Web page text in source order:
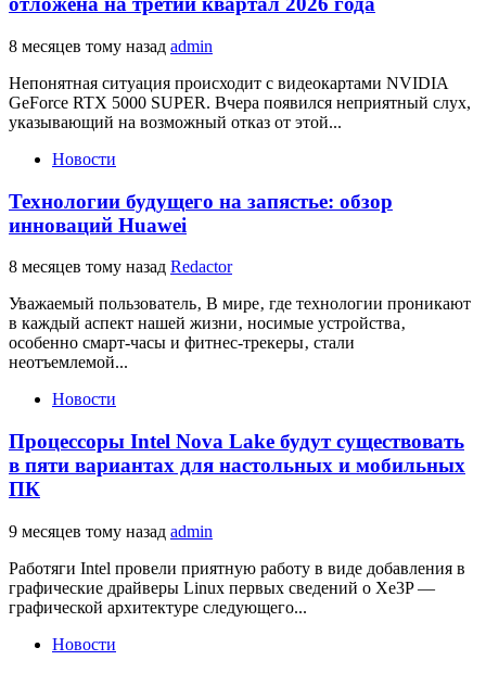
8 месяцев тому назад admin
Непонятная ситуация происходит с видеокартами NVIDIA
GeForce RTX 5000 SUPER. Вчера появился неприятный слух,
указывающий на возможный отказ от этой...
Новости
Технологии будущего на запястье: обзор
инноваций Huawei
8 месяцев тому назад Redactor
Уважаемый пользователь‚ В мире‚ где технологии проникают
в каждый аспект нашей жизни‚ носимые устройства‚
особенно смарт-часы и фитнес-трекеры‚ стали
неотъемлемой...
Новости
Процессоры Intel Nova Lake будут существовать
в пяти вариантах для настольных и мобильных
ПК
9 месяцев тому назад admin
Работяги Intel провели приятную работу в виде добавления в
графические драйверы Linux первых сведений о Xe3P —
графической архитектуре следующего...
Новости